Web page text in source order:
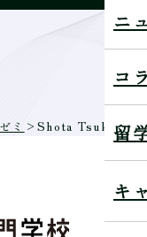
ニ
コ
留
キ
ミ > Shota Tsukiyama